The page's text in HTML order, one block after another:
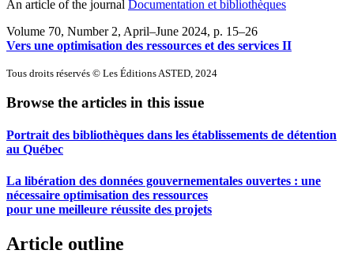
An article of the journal Documentation et bibliothèques
Volume 70, Number 2, April–June 2024, p. 15–26
Vers une optimisation des ressources et des services II
Tous droits réservés © Les Éditions ASTED, 2024
Browse the articles in this issue
Portrait des bibliothèques dans les établissements de détention
au Québec
La libération des données gouvernementales ouvertes : une
nécessaire optimisation des ressources
pour une meilleure réussite des projets
Article outline